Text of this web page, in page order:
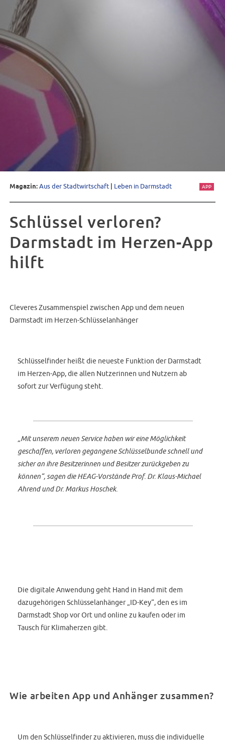
Magazin:Aus der Stadtwirtschaft Leben in Darmstadt APP
Schlüssel verloren?
Darmstadt im Herzen-App
hilft
Cleveres Zusammenspiel zwischen App und dem neuen
Darmstadt im Herzen-Schlüsselanhänger
Schlüsselfinder heißt die neueste Funktion der Darmstadt
im Herzen-App, die allen Nutzerinnen und Nutzern ab
sofort zur Verfügung steht.
„Mit unserem neuen Service haben wir eine Möglichkeit
geschaffen, verloren gegangene Schlüsselbunde schnell und
sicher an ihre Besitzerinnen und Besitzer zurückgeben zu
können“, sagen die HEAG-Vorstände Prof. Dr. Klaus-Michael
Ahrend und Dr. Markus Hoschek.
Die digitale Anwendung geht Hand in Hand mit dem
dazugehörigen Schlüsselanhänger „ID-Key“, den es im
Darmstadt Shop vor Ort und online zu kaufen oder im
Tausch für Klimaherzen gibt.
Wie arbeiten App und Anhänger zusammen?
Um den Schlüsselfinder zu aktivieren, muss die individuelle